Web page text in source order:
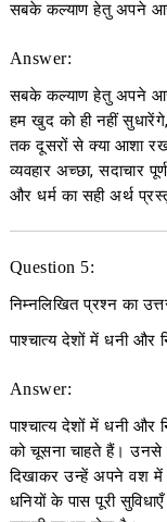
सबके कल्याण हेतु अपने
Answer:
सबके कल्याण हेतु अपने
हम खुद को ही नहीं
तक दूसरों से क्या आशा
व्यवहार अच्छा, सदाचार
और धर्म का सही अर्थ
Question 5:
निम्नलिखित प्रश्न का
पाश्चात्य देशों में धनी और
Answer:
पाश्चात्य देशों में धनी और
को चूसना चाहते हैं। उनसे
दिखाकर उन्हें अपने वश
धनियों के पास पूरी